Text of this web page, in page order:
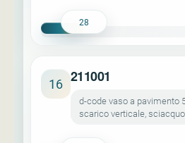
28
16 211001
d-code vaso a pavimento
scarico verticale,